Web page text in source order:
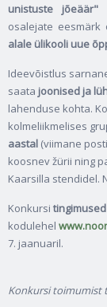
unistuste jõeäär"
osalejate
alale ülikooli uue
Ideevõistlus
saata joonised ja
lahenduse kohta.
kolmeliikmelises
aastal (viimane
koosnev žürii ning
Kaarsilla stendidel.
Konkursi
kodulehel
7. jaanuaril.
Konkursi toimumist